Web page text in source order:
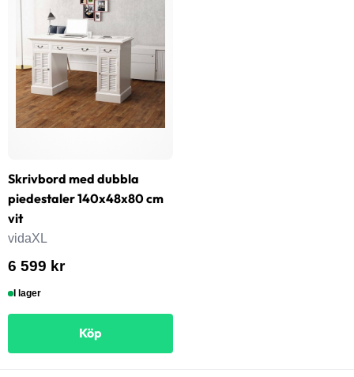
Skrivbord med dubbla
piedestaler 140x48x80 cm
vit
vidaXL
6 599 kr
I lager
Köp